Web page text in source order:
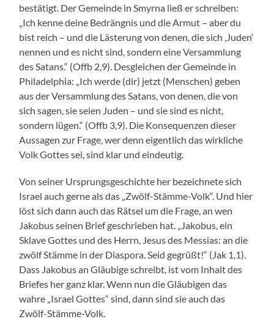
bestätigt. Der Gemeinde in Smyrna ließ er schreiben:
„Ich kenne deine Bedrängnis und die Armut – aber du
bist reich – und die Lästerung von denen, die sich ‚Juden‘
nennen und es nicht sind, sondern eine Versammlung
des Satans.“ (Offb 2,9). Desgleichen der Gemeinde in
Philadelphia: „Ich werde (dir) jetzt (Menschen) geben
aus der Versammlung des Satans, von denen, die von
sich sagen, sie seien Juden – und sie sind es nicht,
sondern lügen.“ (Offb 3,9). Die Konsequenzen dieser
Aussagen zur Frage, wer denn eigentlich das wirkliche
Volk Gottes sei, sind klar und eindeutig.
Von seiner Ursprungsgeschichte her bezeichnete sich
Israel auch gerne als das „Zwölf-Stämme-Volk“. Und hier
löst sich dann auch das Rätsel um die Frage, an wen
Jakobus seinen Brief geschrieben hat. „Jakobus, ein
Sklave Gottes und des Herrn, Jesus des Messias: an die
zwölf Stämme in der Diaspora. Seid gegrüßt!“ (Jak 1,1).
Dass Jakobus an Gläubige schreibt, ist vom Inhalt des
Briefes her ganz klar. Wenn nun die Gläubigen das
wahre „Israel Gottes“ sind, dann sind sie auch das
Zwölf-Stämme-Volk.